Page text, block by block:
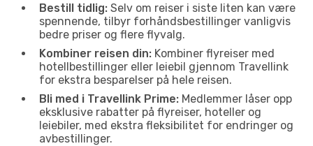
Bestill tidlig: Selv om reiser i siste liten kan være
spennende, tilbyr forhåndsbestillinger vanligvis
bedre priser og flere flyvalg.
Kombiner reisen din: Kombiner flyreiser med
hotellbestillinger eller leiebil gjennom Travellink
for ekstra besparelser på hele reisen.
Bli med i Travellink Prime: Medlemmer låser opp
eksklusive rabatter på flyreiser, hoteller og
leiebiler, med ekstra fleksibilitet for endringer og
avbestillinger.